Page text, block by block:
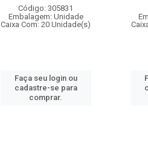
Código: 305831
Embalagem: Unidade
Caixa Com: 20 Unidade(s)
Faça seu login ou
cadastre-se para
comprar.